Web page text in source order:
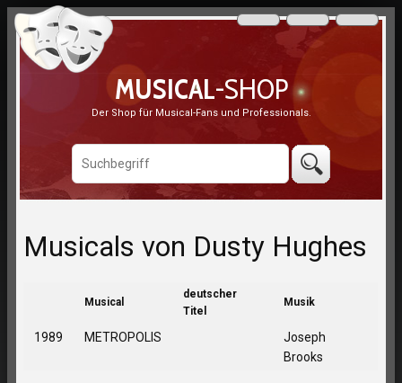
MUSICAL-SHOP
Der Shop für Musical-Fans und Professionals.
Musicals von Dusty Hughes
Musical
deutscher
Titel
Musik
1989 METROPOLIS
Joseph
Brooks